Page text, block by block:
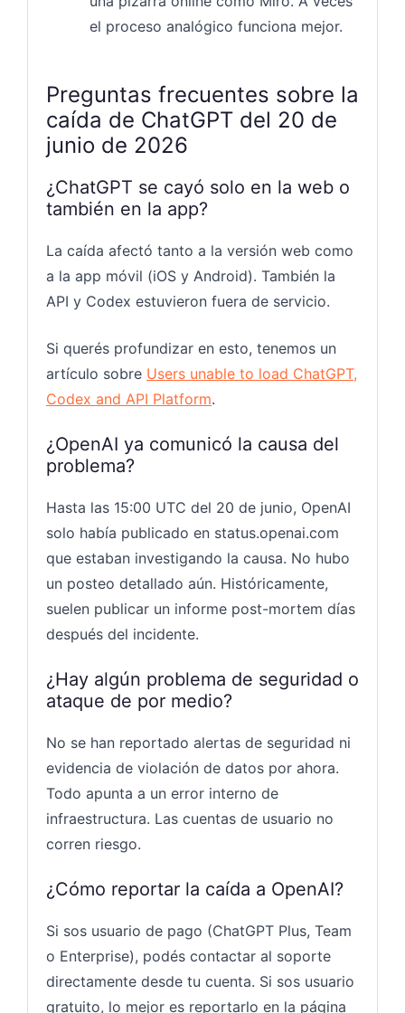
el proceso analógico funciona mejor.
Preguntas frecuentes sobre la
caída de ChatGPT del 20 de
junio de 2026
¿ChatGPT se cayó solo en la web o
también en la app?
La caída afectó tanto a la versión web como
a la app móvil (iOS y Android). También la
API y Codex estuvieron fuera de servicio.
Si querés profundizar en esto, tenemos un
artículo sobre Users unable to load ChatGPT,
Codex and API Platform.
¿OpenAI ya comunicó la causa del
problema?
Hasta las 15:00 UTC del 20 de junio, OpenAI
solo había publicado en status.openai.com
que estaban investigando la causa. No hubo
un posteo detallado aún. Históricamente,
suelen publicar un informe post-mortem días
después del incidente.
¿Hay algún problema de seguridad o
ataque de por medio?
No se han reportado alertas de seguridad ni
evidencia de violación de datos por ahora.
Todo apunta a un error interno de
infraestructura. Las cuentas de usuario no
corren riesgo.
¿Cómo reportar la caída a OpenAI?
Si sos usuario de pago (ChatGPT Plus, Team
o Enterprise), podés contactar al soporte
directamente desde tu cuenta. Si sos usuario
gratuito, lo mejor es reportarlo en la página